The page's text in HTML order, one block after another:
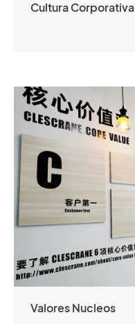
Cultura Corporativa
Valores Nucleos